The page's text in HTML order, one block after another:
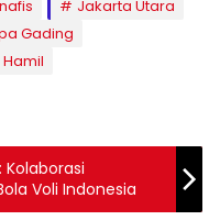
Jakarta Utara
Gading
Kolaborasi
Voli Indonesia